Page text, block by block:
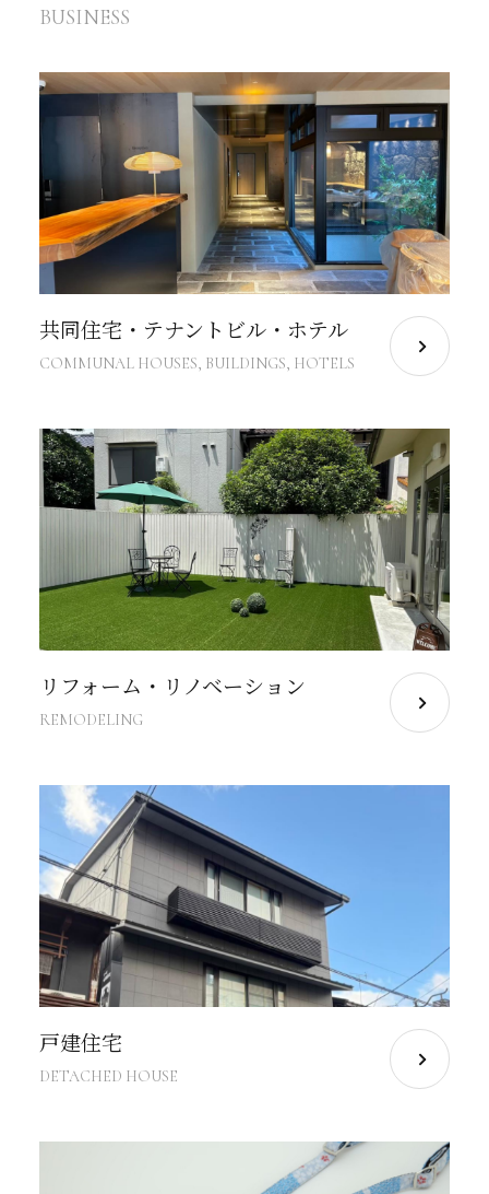
BUSINESS
共同住宅・テナントビル・ホテル
COMMUNAL HOUSES, BUILDINGS, HOTELS
リフォーム・リノベーション
REMODELING
戸建住宅
DETACHED HOUSE